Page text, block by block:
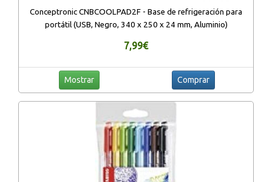
Conceptronic CNBCOOLPAD2F - Base de refrigeración para
portátil (USB, Negro, 340 x 250 x 24 mm, Aluminio)
7,99€
Mostrar Comprar